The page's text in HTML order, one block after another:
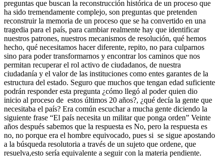
preguntas que buscan la reconstrucción histórica de un proceso que
ha sido tremendamente complejo, son preguntas que pretenden
reconstruir la memoria de un proceso que se ha convertido en una
tragedia para el país, para cambiar realmente hay que identificar
nuestros patrones, nuestros mecanismos de resolución, qué hemos
hecho, qué necesitamos hacer diferente, repito, no para culparnos
sino para poder transformarnos y encontrar los caminos que nos
permitan recuperar el rol activo de ciudadanos, de nuestra
ciudadanía y el valor de las instituciones como entes garantes de la
estructura del estado. Seguro que muchos que tengan edad suficiente
podrán responder esta pregunta ¿cómo llegó al poder quien dio
inicio al proceso de estos últimos 20 años?, ¿qué decía la gente que
necesitaba el país? Era común escuchar a mucha gente diciendo la
siguiente frase “El país necesita un militar que ponga orden” Veinte
años después sabemos que la respuesta es No, pero la respuesta es
no, no porque era el hombre equivocado, pues si se sigue apostando
a la búsqueda resolutoria a través de un sujeto que ordene, que
resuelva,esto sería equivalente a seguir con la materia pendiente.